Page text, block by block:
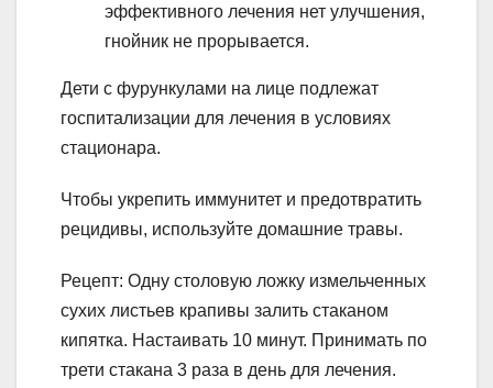
эффективного лечения нет улучшения,
гнойник не прорывается.
Дети с фурункулами на лице подлежат
госпитализации для лечения в условиях
стационара.
Чтобы укрепить иммунитет и предотвратить
рецидивы, используйте домашние травы.
Рецепт: Одну столовую ложку измельченных
сухих листьев крапивы залить стаканом
кипятка. Настаивать 10 минут. Принимать по
трети стакана 3 раза в день для лечения.